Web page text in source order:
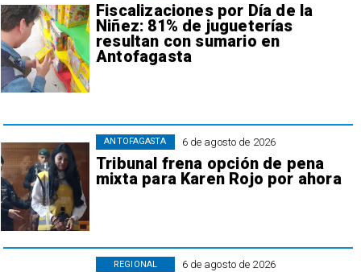
Fiscalizaciones por Día de la
Niñez: 81% de jugueterías
resultan con sumario en
Antofagasta
6 de agosto de 2026
Tribunal frena opción de pena
mixta para Karen Rojo por ahora
ANTOFAGASTA
6 de agosto de 2026
REGIONAL